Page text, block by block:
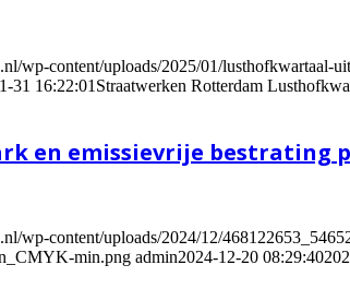
wp-content/uploads/2025/01/lusthofkwartaal-
31 16:22:01 Straatwerken Rotterdam
en emissievrije bestrating
wp-content/uploads/2024/12/
min.png admin2024-12-20 08:29:40